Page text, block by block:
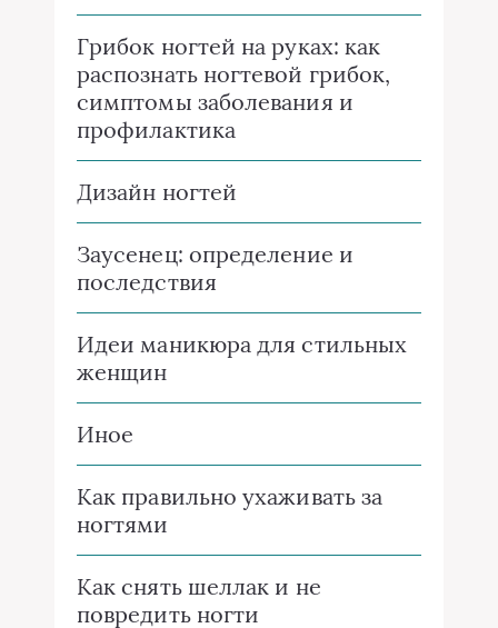
Грибок ногтей на руках: как
распознать ногтевой грибок,
симптомы заболевания и
профилактика
Дизайн ногтей
Заусенец: определение и
последствия
Идеи маникюра для стильных
женщин
Иное
Как правильно ухаживать за
ногтями
Как снять шеллак и не
повредить ногти